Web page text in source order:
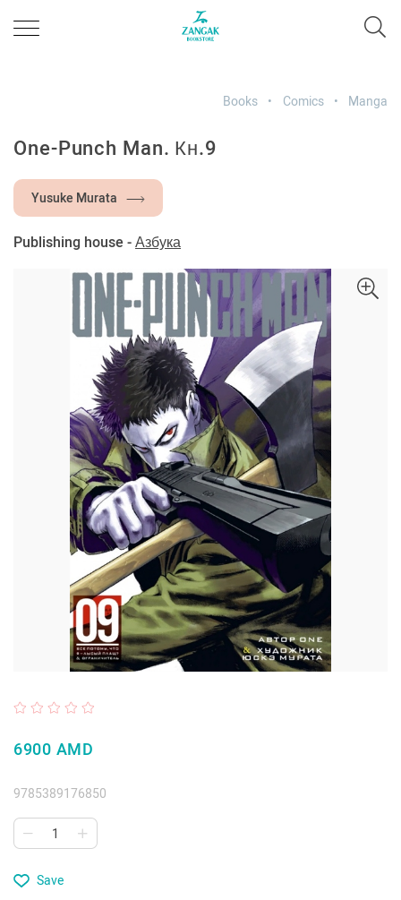
Books Comics Manga
One-Punch Man. Кн.9
Yusuke Murata
Publishing house - Азбука
6900 AMD
9785389176850
Save